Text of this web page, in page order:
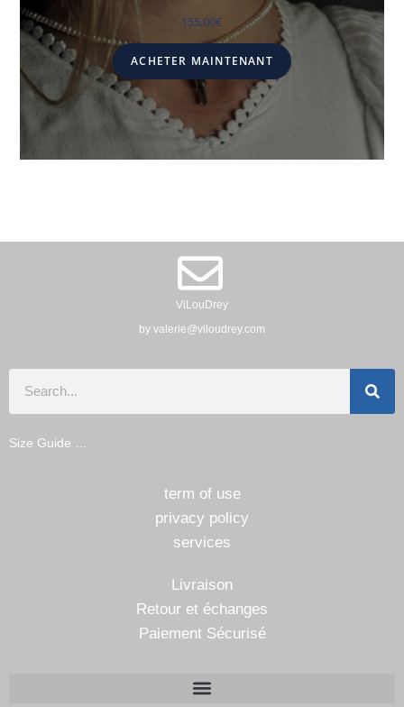
155,00€
ACHETER MAINTENANT
ViLouDrey
by valerie@viloudrey.com
Size Guide …
term of use
privacy policy
services
Livraison
Retour et échanges
Paiement Sécurisé